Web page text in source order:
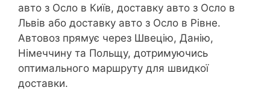
авто з Осло в Київ, доставку авто з Осло в
Львів або доставку авто з Осло в Рівне.
Автовоз прямує через Швецію, Данію,
Німеччину та Польщу, дотримуючись
оптимального маршруту для швидкої
доставки.